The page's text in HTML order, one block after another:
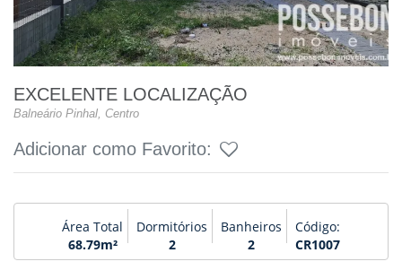
EXCELENTE LOCALIZAÇÃO
Balneário Pinhal, Centro
Adicionar como Favorito:
Área Total
68.79m²
Dormitórios
2
Banheiros
2
Código:
CR1007